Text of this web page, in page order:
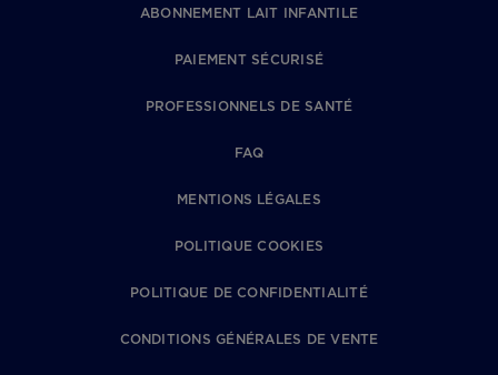
ABONNEMENT LAIT INFANTILE
PAIEMENT SÉCURISÉ
PROFESSIONNELS DE SANTÉ
FAQ
MENTIONS LÉGALES
POLITIQUE COOKIES
POLITIQUE DE CONFIDENTIALITÉ
CONDITIONS GÉNÉRALES DE VENTE